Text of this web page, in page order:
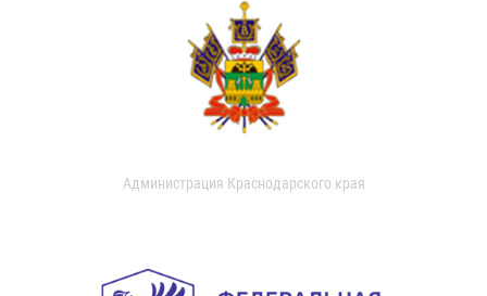
Администрация Краснодарского края